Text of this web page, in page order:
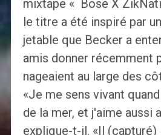
mixtape « Bose X
le titre a été inspiré par
jetable que Becker a
amis donner récemment
nageaient au large des
«Je me sens vivant
de la mer, et j'aime aussi
explique-t-il. «Il (capturé)